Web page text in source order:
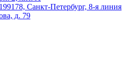
Санкт-Петербург, 8-я линия
д. 79